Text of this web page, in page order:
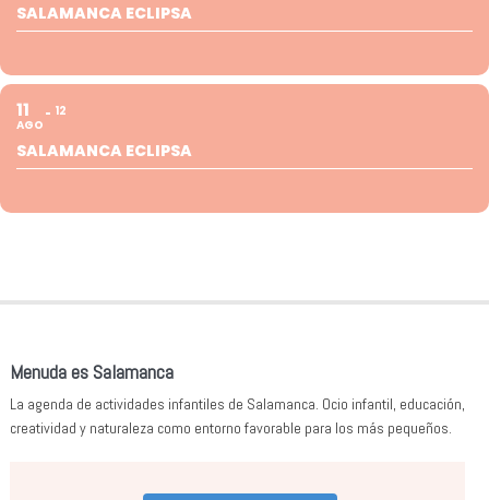
SALAMANCA ECLIPSA
11
AGO
12
SALAMANCA ECLIPSA
Menuda es Salamanca
La agenda de actividades infantiles de Salamanca. Ocio infantil, educación,
creatividad y naturaleza como entorno favorable para los más pequeños.